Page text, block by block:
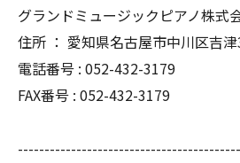
グランドミュージックピアノ株式
住所 ： 愛知県名古屋市中川区吉
電話番号 : 052-432-3179
FAX番号 : 052-432-3179